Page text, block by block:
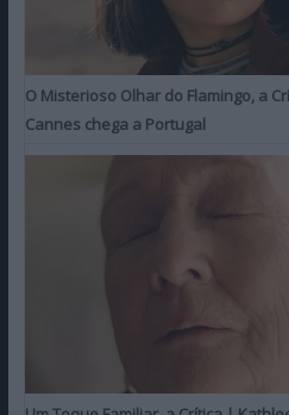
O Misterioso Olhar do Flamingo, a
Cannes chega a Portugal